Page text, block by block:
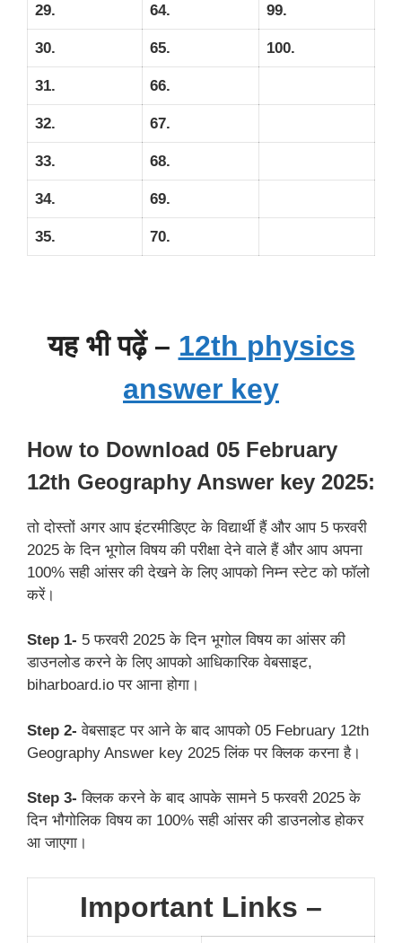
29. 64. 99.
30. 65. 100.
31. 66.
32. 67.
33. 68.
34. 69.
35. 70.
यह भी पढ़ें – 12th physics
answer key
How to Download 05 February
12th Geography Answer key 2025:
तो दोस्तों अगर आप इंटरमीडिएट के विद्यार्थी हैं और आप 5 फरवरी
2025 के दिन भूगोल विषय की परीक्षा देने वाले हैं और आप अपना
100% सही आंसर की देखने के लिए आपको निम्न स्टेट को फॉलो
करें।
Step 1- 5 फरवरी 2025 के दिन भूगोल विषय का आंसर की
डाउनलोड करने के लिए आपको आधिकारिक वेबसाइट,
biharboard.io पर आना होगा।
Step 2- वेबसाइट पर आने के बाद आपको 05 February 12th
Geography Answer key 2025 लिंक पर क्लिक करना है।
Step 3- क्लिक करने के बाद आपके सामने 5 फरवरी 2025 के
दिन भौगोलिक विषय का 100% सही आंसर की डाउनलोड होकर
आ जाएगा।
Important Links –